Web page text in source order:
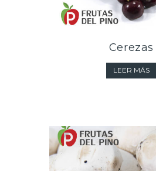
Cerezas
LEER MÁS